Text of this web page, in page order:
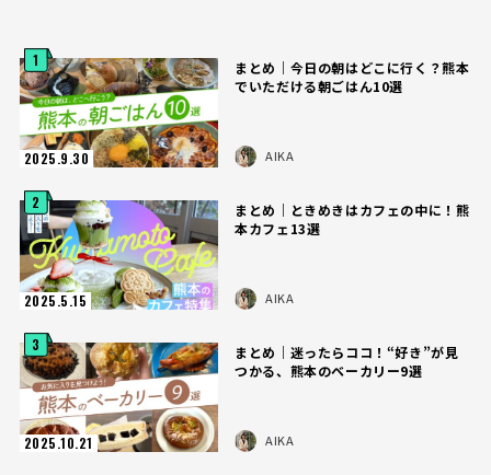
1
2025.9.30
まとめ｜今日の朝はどこに行く？熊本
でいただける朝ごはん10選
AIKA
2
2025.5.15
まとめ｜ときめきはカフェの中に！熊
本カフェ13選
AIKA
3
2025.10.21
まとめ｜迷ったらココ！“好き”が見
つかる、熊本のベーカリー9選
AIKA